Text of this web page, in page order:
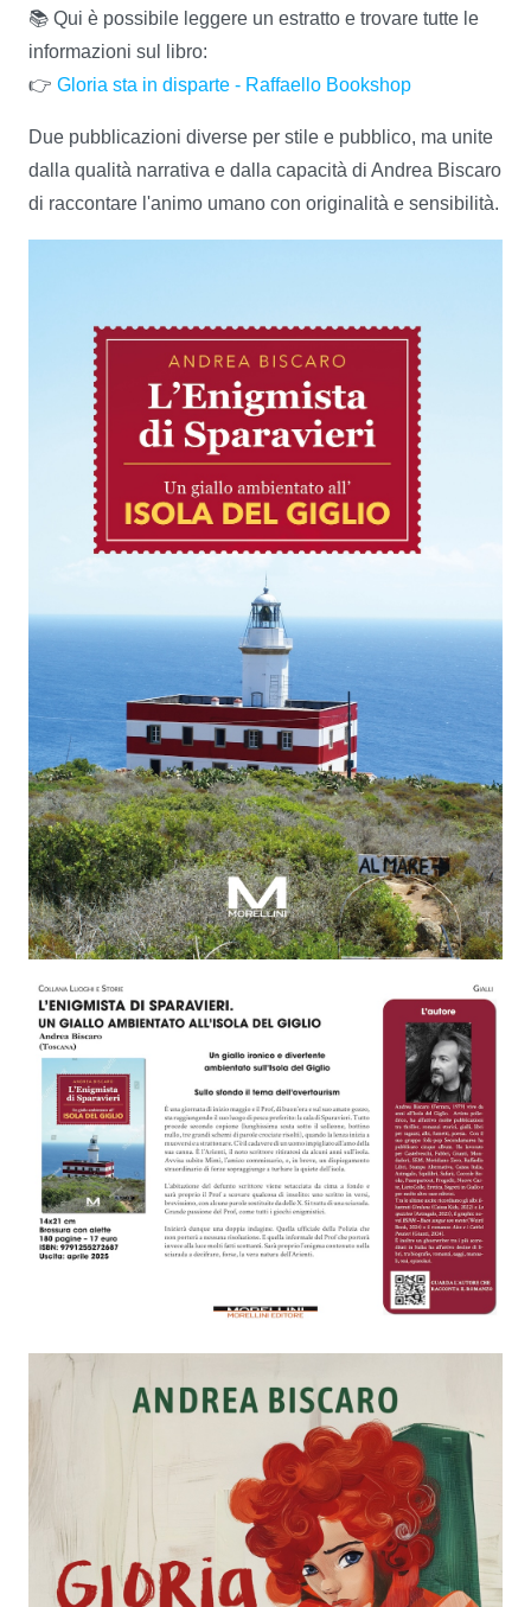
📚 Qui è possibile leggere un estratto e trovare tutte le
informazioni sul libro:
👉 Gloria sta in disparte - Raffaello Bookshop
Due pubblicazioni diverse per stile e pubblico, ma unite
dalla qualità narrativa e dalla capacità di Andrea Biscaro
di raccontare l'animo umano con originalità e sensibilità.